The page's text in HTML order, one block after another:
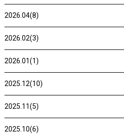
2026.04(8)
2026.02(3)
2026.01(1)
2025.12(10)
2025.11(5)
2025.10(6)